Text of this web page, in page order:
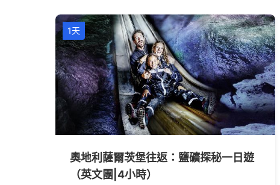
1天
奧地利薩爾茨堡往返：鹽礦探秘一日遊
（英文團|4小時）